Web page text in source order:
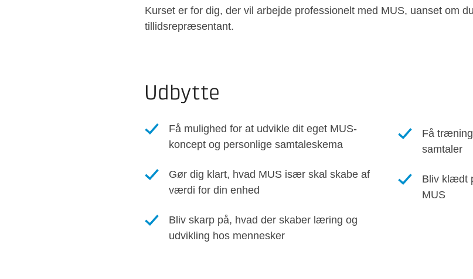
Kurset er for dig, der vil arbejde professionelt med MUS, uanset om
tillidsrepræsentant.
Udbytte
Få mulighed for at udvikle dit eget MUS-
koncept og personlige samtaleskema
Gør dig klart, hvad MUS især skal skabe af
værdi for din enhed
Bliv skarp på, hvad der skaber læring og
udvikling hos mennesker
Få
samtaler
Bliv klædt
MUS